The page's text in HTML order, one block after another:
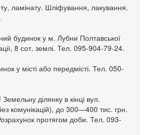
ламінату. Шліфування, лакування.
будинок у м. Лубни Полтавської
8 сот. землі. Тел. 095-904-79-24.
у місті або передмісті. Тел. 050-
ділянку в кінці вул.
комунікацій), до 300—400 тис. грн.
протягом доби. Тел. 093-